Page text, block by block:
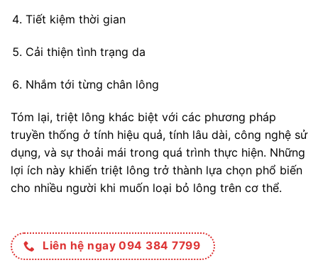
Tiết kiệm thời gian
Cải thiện tình trạng da
Nhắm tới từng chân lông
Tóm lại, triệt lông khác biệt với các phương pháp
truyền thống ở tính hiệu quả, tính lâu dài, công nghệ sử
dụng, và sự thoải mái trong quá trình thực hiện. Những
lợi ích này khiến triệt lông trở thành lựa chọn phổ biến
cho nhiều người khi muốn loại bỏ lông trên cơ thể.
Liên hệ ngay 094 384 7799